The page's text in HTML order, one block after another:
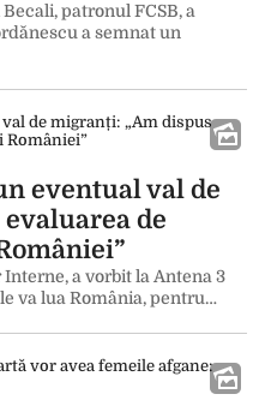
patronul FCSB, a
a semnat un
eventual val de
de
a vorbit la Antena 3
va lua România, pentru…